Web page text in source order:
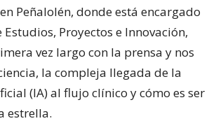
Peñalolén, donde está encargado
Proyectos e Innovación,
vez largo con la prensa y nos
la compleja llegada de la
(IA) al flujo clínico y cómo es ser
estrella.